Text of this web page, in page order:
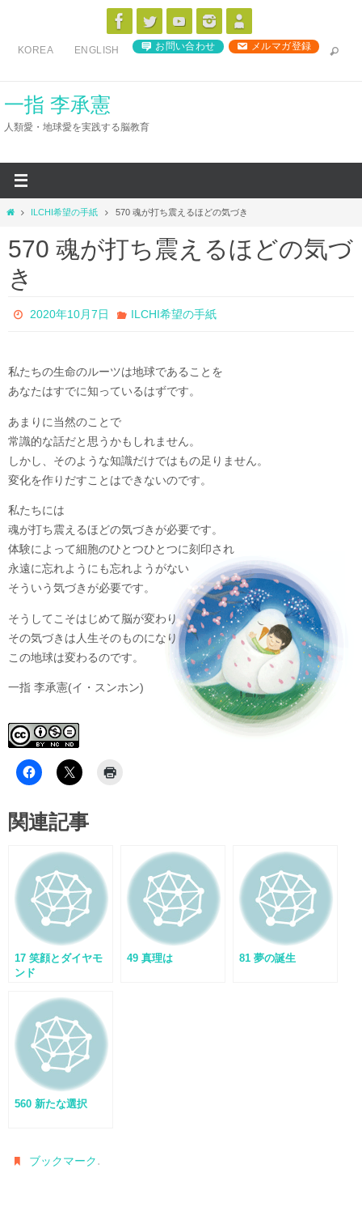
ス
KOREA ENGLISH お問い合わせ メルマガ登録
一指 李承憲
人類愛・地球愛を実践する脳教育
ホ
ム
ILCHI希望の手紙 570 魂が打ち震えるほどの気づき
570 魂が打ち震えるほどの気づ
き
2020年10月7日 ILCHI希望の手紙
私たちの生命のルーツは地球であることを
あなたはすでに知っているはずです。
あまりに当然のことで
常識的な話だと思うかもしれません。
しかし、そのような知識だけではもの足りません。
変化を作りだすことはできないのです。
私たちには
魂が打ち震えるほどの気づきが必要です。
体験によって細胞のひとつひとつに刻印され
永遠に忘れようにも忘れようがない
そういう気づきが必要です。
そうしてこそはじめて脳が変わり
その気づきは人生そのものになり
この地球は変わるのです。
一指 李承憲(イ・スンホン)
関連記事
17 笑顔とダイヤモ
ンド
49 真理は 81 夢の誕生
560 新たな選択
ブックマーク.